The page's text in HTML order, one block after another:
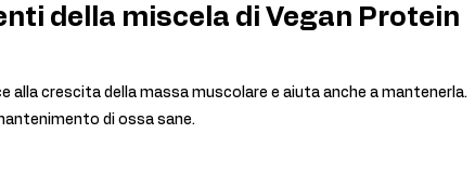
della miscela di Vegan Protein
alla crescita della massa muscolare e aiuta anche a mantenerla.
di ossa sane.